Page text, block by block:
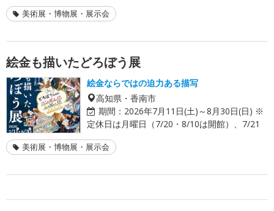
美術展・博物展・展示会
絵金も描いたどろぼう展
絵金ならではの迫力ある描写
高知県・香南市
期間： 2026年7月11日(土)～8月30日(日) ※
定休日は月曜日（7/20・8/10は開館）、7/21
美術展・博物展・展示会